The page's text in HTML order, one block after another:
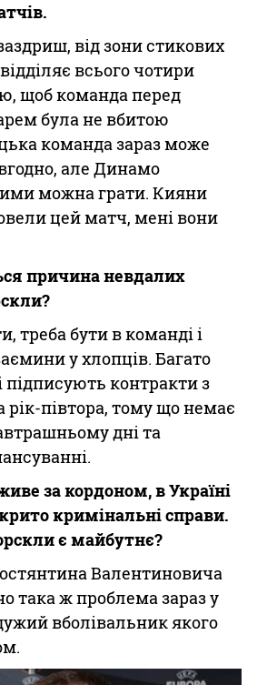
від зони стикових
всього чотири
щоб команда перед
була не вбитою
команда зараз може
але Динамо
можна грати. Кияни
цей матч, мені вони
причина невдалих
треба бути в команді і
у хлопців. Багато
підписують контракти з
рік-півтора, тому що немає
дні та
за кордоном, в Україні
кримінальні справи.
є майбутнє?
Валентиновича
така ж проблема зараз у
вболівальник якого